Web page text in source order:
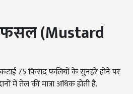
फसल (Mustard
75 फिसद फलियों के सुनहरे होने पर
में तेल की मात्रा अधिक होती है.